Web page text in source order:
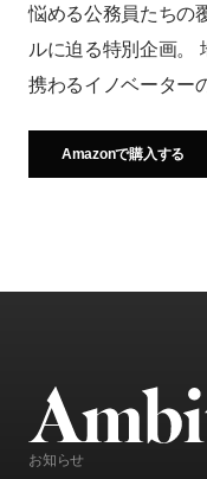
悩める公務員たちの
ルに迫る特別企画。
携わるイノベーター
Amazonで購入する
お知らせ